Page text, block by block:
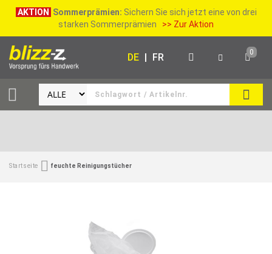
AKTION Sommerprämien: Sichern Sie sich jetzt eine von drei
starken Sommerprämien >> Zur Aktion
SUCHE
DE | FR 0
Startseite feuchte Reinigungstücher